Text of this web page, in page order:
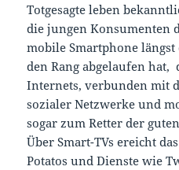
Totgesagte leben
die jungen Konsumenten
mobile Smartphone
den Rang abgelaufen hat,
Internets, verbunden mit
sozialer Netzwerke und
sogar zum Retter der
Über Smart-TVs ereicht
Potatos und Dienste wie